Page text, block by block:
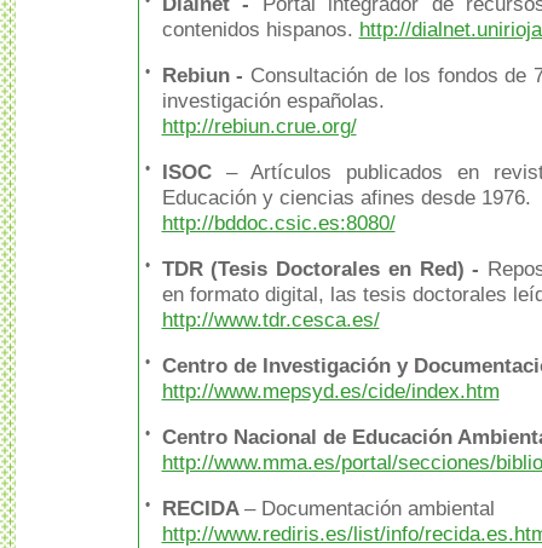
contenidos hispanos. http://
• Rebiun- Consultación de los fondos de
investigación españolas.
http://rebiun.crue.org/
• ISOC – Artículos publicados en
Educación y ciencias afines desde 1976.
http://bddoc.csic.es:8080/
• TDR (Tesis Doctorales en Red)-
en formato digital, las tesis doctorales
http://www.tdr.cesca.es/
•
Centro de Investigación y
http://www.mepsyd.es/cide/index.htm
•
Centro Nacional de Educación
http://www.mma.es/portal/secciones/
• RECIDA – Documentación ambiental
http://www.rediris.es/list/info/